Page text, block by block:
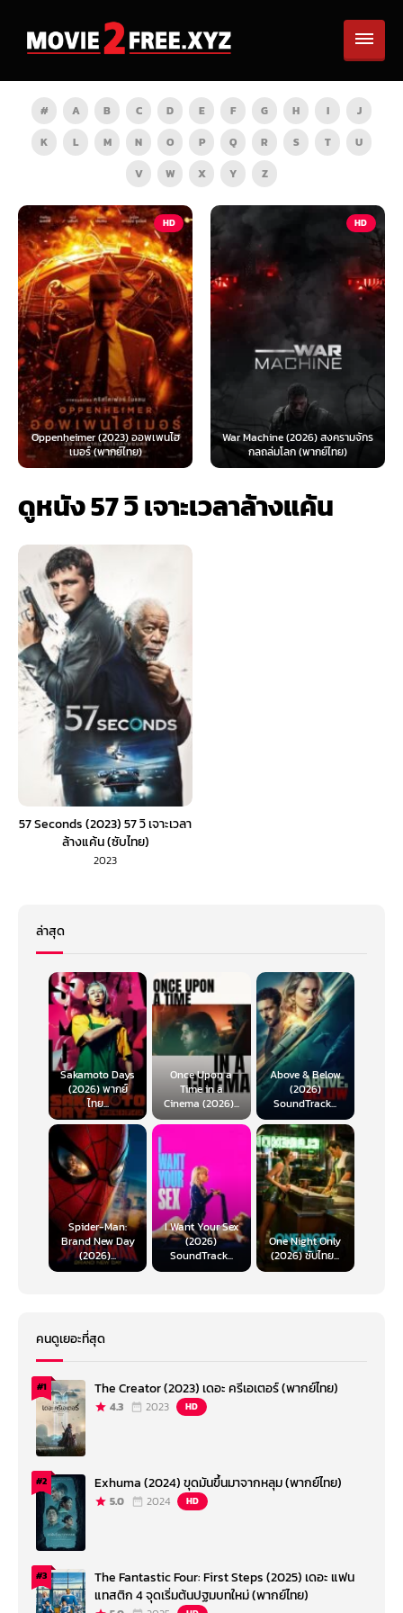
# A B C D E F G H I
J
K
L M N O P Q R S T
U
V
W X Y Z
HD
Oppenheimer (2023) ออพเพนไฮ
เมอร์ (พากย์ไทย)
HD
War Machine (2026) สงครามจักร
กลถล่มโลก (พากย์ไทย)
ดูหนัง 57 วิ เจาะเวลาล้างแค้น
57 Seconds (2023) 57 วิ เจาะเวลา
ล้างแค้น (ซับไทย)
2023
ล่าสุด
Sakamoto Days
(2026) พากย์
ไทย...
Once Upon a
Time in a
Cinema (2026)...
Above & Below
(2026)
SoundTrack...
Spider-Man:
Brand New Day
(2026)...
I Want Your Sex
(2026)
SoundTrack...
One Night Only
(2026) ซับไทย...
คนดูเยอะที่สุด
#1 The Creator (2023) เดอะ ครีเอเตอร์ (พากย์ไทย)
4.3 2023 HD
#2 Exhuma (2024) ขุดมันขึ้นมาจากหลุม (พากย์ไทย)
5.0 2024 HD
#3
The Fantastic Four: First Steps (2025) เดอะ แฟน
แทสติก 4 จุดเริ่มต้นปฐมบทใหม่ (พากย์ไทย)